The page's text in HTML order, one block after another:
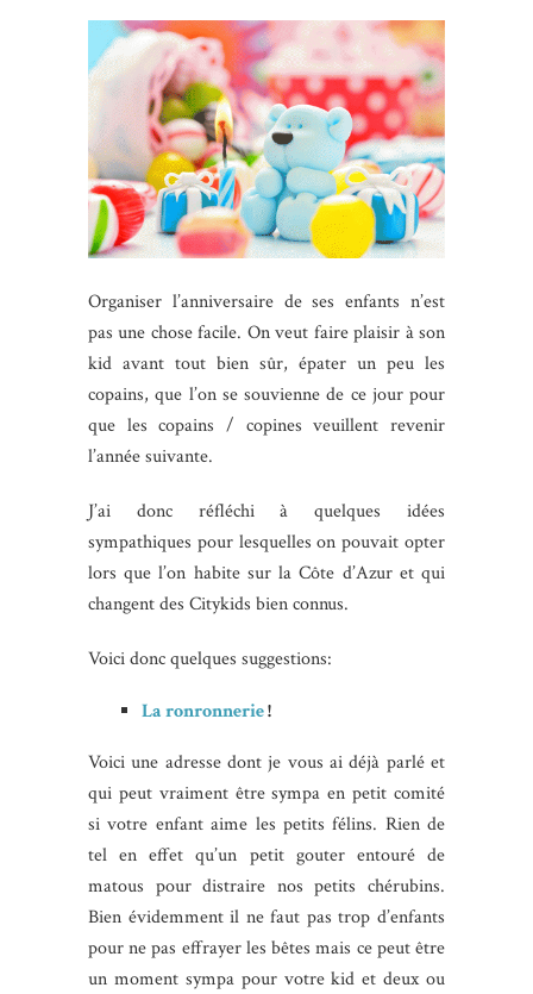
Organiser l’anniversaire de ses enfants n’est
pas une chose facile. On veut faire plaisir à son
kid avant tout bien sûr, épater un peu les
copains, que l’on se souvienne de ce jour pour
que les copains / copines veuillent revenir
l’année suivante.
J’ai donc réfléchi à quelques idées
sympathiques pour lesquelles on pouvait opter
lors que l’on habite sur la Côte d’Azur et qui
changent des Citykids bien connus.
Voici donc quelques suggestions:
La ronronnerie!
Voici une adresse dont je vous ai déjà parlé et
qui peut vraiment être sympa en petit comité
si votre enfant aime les petits félins. Rien de
tel en effet qu’un petit gouter entouré de
matous pour distraire nos petits chérubins.
Bien évidemment il ne faut pas trop d’enfants
pour ne pas effrayer les bêtes mais ce peut être
un moment sympa pour votre kid et deux ou